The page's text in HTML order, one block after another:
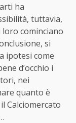
ha
tuttavia,
cominciano
si
ipotesi come
d’occhio i
nei
quanto è
Calciomercato